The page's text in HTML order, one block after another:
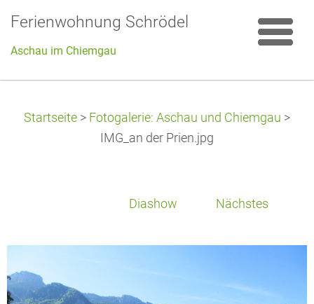
Ferienwohnung Schrödel
Aschau im Chiemgau
Startseite > Fotogalerie: Aschau und Chiemgau >
IMG_an der Prien.jpg
Diashow Nächstes